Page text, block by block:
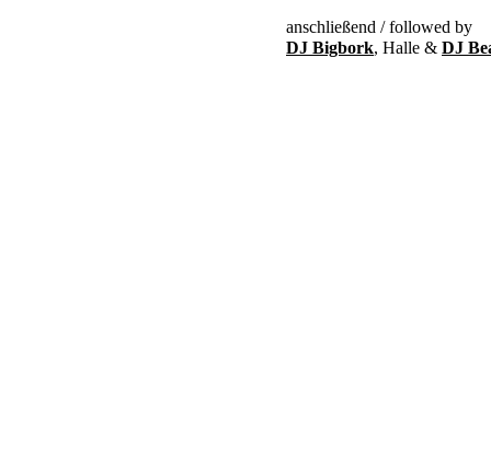
anschließend / followed by
DJ Bigbork, Halle & DJ